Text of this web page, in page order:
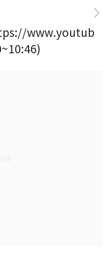
www.youtub